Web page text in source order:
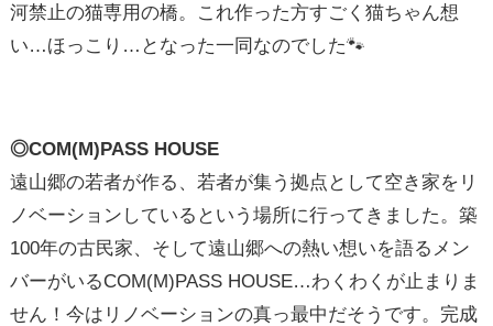
河禁止の猫専用の橋。これ作った方すごく猫ちゃん想
い…ほっこり…となった一同なのでした🐾
◎COM(M)PASS HOUSE
遠山郷の若者が作る、若者が集う拠点として空き家をリ
ノベーションしているという場所に行ってきました。築
100年の古民家、そして遠山郷への熱い想いを語るメン
バーがいるCOM(M)PASS HOUSE…わくわくが止まりま
せん！今はリノベーションの真っ最中だそうです。完成